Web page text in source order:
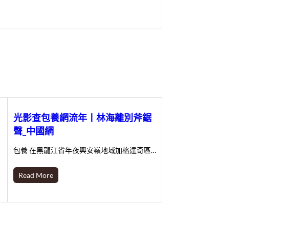
光影查包養網流年丨林海離別斧鋸
聲_中國網
包養 在黑龍江省年夜興安嶺地域加格達奇區…
Read More